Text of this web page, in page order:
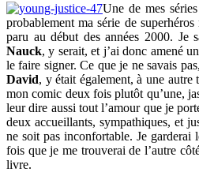
Une de mes
probablement ma série de
paru au début des années 2000. Je
Nauck, y serait, et j’ai donc amené
le faire signer. Ce que je ne savais
David, y était également, à une autre
mon comic deux fois plutôt qu’une,
leur dire aussi tout l’amour que je
deux accueillants, sympathiques, et
ne soit pas inconfortable. Je garderai
fois que je me trouverai de l’autre
livre.